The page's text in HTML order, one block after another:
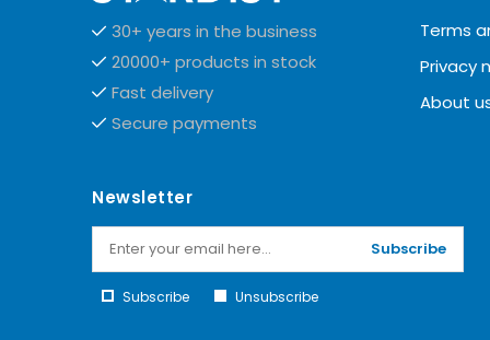
30+ years in the business
20000+ products in stock
Fast delivery
Secure payments
Terms
Privacy
About
Newsletter
Subscribe
Subscribe Unsubscribe